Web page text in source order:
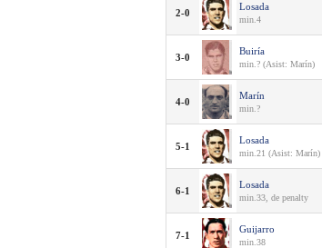
2-0
Losada
min.4
3-0
Buiría
min.? (Asist: Marín)
4-0
Marín
min.?
5-1
Losada
min.21 (Asist: Marín)
6-1
Losada
min.33, de penalty
7-1
Guijarro
min.38